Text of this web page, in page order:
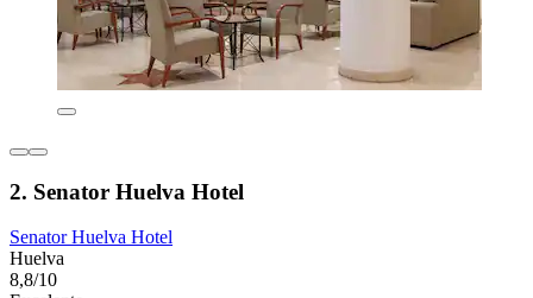
2. Senator Huelva Hotel
Senator Huelva Hotel
Huelva
8,8/10